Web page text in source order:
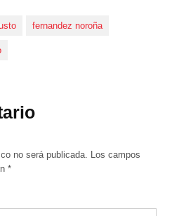
fernandez noroña
no será publicada.
Los campos
*